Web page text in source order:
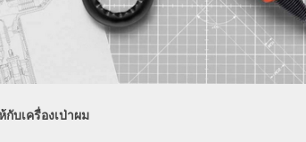
บเครื่องเป่าผม